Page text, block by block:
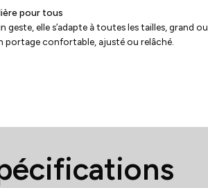
pour tous
geste, elle s’adapte à toutes les tailles, grand ou
portage confortable, ajusté ou relâché.